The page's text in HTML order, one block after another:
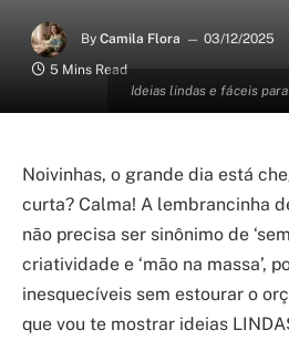
Ideias lindas e fáceis
By Camila Flora 03/12/2025
5 Mins Read
Noivinhas, o grande dia está
curta? Calma! A lembrancinha
não precisa ser sinônimo de
criatividade e ‘mão na massa’,
inesquecíveis sem estourar o
que vou te mostrar ideias